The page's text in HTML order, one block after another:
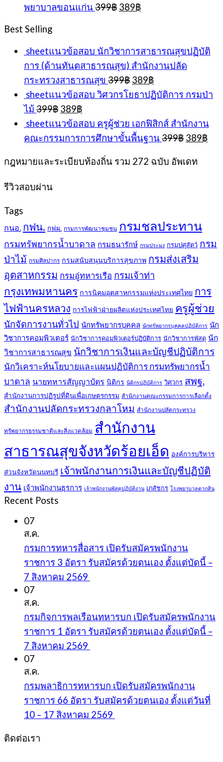
พยาบาลขอนแก่น 399฿ Original
389฿Current
Best Selling
sheetแนวข้อสอบ นักวิชาการสาธารณสุขปฏิบัติ
การ (ด้านทันตสาธารณสุข) สำนักงานปลัด
กระทรวงสาธารณสุข 399฿ Original
price
was:
389฿Current
price
is:
sheetแนวข้อสอบ วิศวกรโยธาปฏิบัติการ กรมป่า
ไม้ 399฿ Original
price
was:
399฿.
389฿Current
is:
389฿.
sheetแนวข้อสอบ ครูผู้ช่วย เอกฟิสิกส์ สำนักงาน
คณะกรรมการการศึกษาขั้นพื้นฐาน 399฿ Original
was:
389฿
กฎหมายและระเบียบท้องถิ่น รวม 272 ฉบับ อัพเดท
รีวิวสอบผ่าน
Tags
กนอ. กฟน. กฟผ. กรมการพัฒนาชุมชน กรมชลประทาน
กรมทรัพยากรน้ำบาดาล กรมธนารักษ์ กรมประมง กรมปศุสัตว์ กรม
ป่าไม้ กรมศิลปากร กรมสนับสนุนบริการสุขภาพ กรมส่งเสริม
อุตสาหกรรม กรมอู่ทหารเรือ กรมเจ้าท่า
กรุงเทพมหานคร การนิคมอุตสาหกรรมแห่งประเทศไทย การ
ไฟฟ้านครหลวง การไฟฟ้าฝ่ายผลิตแห่งประเทศไทย ครูผู้ช่วย
นักจัดการงานทั่วไป นักทรัพยากรบุคคล นักทรัพยากรบุคคลปฏิบัติการ นัก
วิชาการคอมพิวเตอร์ นักวิชาการคอมพิวเตอร์ปฏิบัติการ นักวิชาการพัสดุ นัก
วิชาการสาธารณสุข นักวิชาการเงินและบัญชีปฏิบัติการ
นักวิเคราะห์นโยบายและแผนปฏิบัติการ กรมทรัพยากรน้ำ
บาดาล นายทหารสัญญาบัตร นิติกร นิติกรปฏิบัติการ วิศวกร สพฐ.
สำนักงานการปฏิรูปที่ดินเพื่อเกษตรกรรม สำนักงานคณะกรรมการการเลือกตั้ง
สำนักงานปลัดกระทรวงกลาโหม สำนักงานปลัดกระทรวง
ทรัพยากรธรรมชาติและสิ่งแวดล้อม สำนักงาน
สาธารณสุขจังหวัดร้อยเอ็ด องค์การบริหาร
ส่วนจังหวัดนนทบุรี เจ้าพนักงานการเงินและบัญชีปฏิบัติ
งาน เจ้าพนักงานธุรการ เจ้าพนักงานพัสดุปฏิบัติงาน เภสัชกร โรงพยาบาลตากสิน
Recent Posts
07
ส.ค.
กรมการทหารสื่อสาร เปิดรับสมัครพนักงาน
ราชการ 3 อัตรา รับสมัครด้วยตนเอง ตั้งแต่บัดนี้ –
7 สิงหาคม 2569
07
ส.ค.
กรมกิจการพลเรือนทหารบก เปิดรับสมัครพนักงาน
ราชการ 1 อัตรา รับสมัครด้วยตนเอง ตั้งแต่บัดนี้ –
7 สิงหาคม 2569
07
ส.ค.
กรมพลาธิการทหารบก เปิดรับสมัครพนักงาน
ราชการ 66 อัตรา รับสมัครด้วยตนเอง ตั้งแต่วันที่
10 – 17 สิงหาคม 2569
ติดต่อเรา